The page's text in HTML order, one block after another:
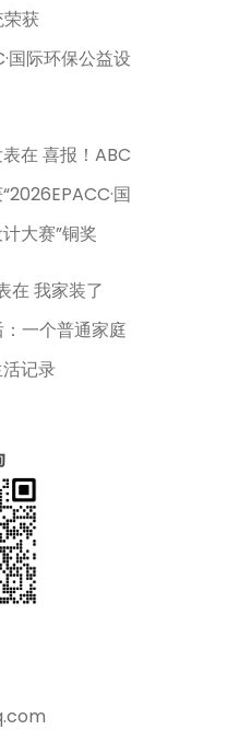
获
国际环保公益设
在喜报！ABC
国
大赛”铜奖
在我家装了
一个普通家庭
记录